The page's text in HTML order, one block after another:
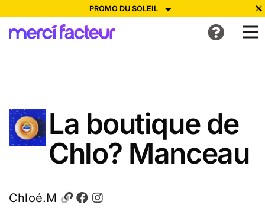
PROMO DU SOLEIL
-30% de réduction avec le code
pour envoyer des
cartes ensoleillées, jusqu'au 6 Août !
La boutique de
Chlo? Manceau
Chloé.M